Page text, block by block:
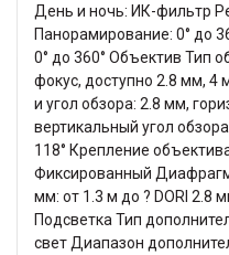
День и ночь: ИК-фильтр
Панорамирование: 0° до
0° до 360° Объектив Тип
фокус, доступно 2.8 мм, 4
и угол обзора: 2.8 мм,
вертикальный угол
118° Крепление
Фиксированный
мм: от 1.3 м до ? DORI 2.8
Подсветка Тип
свет Диапазон